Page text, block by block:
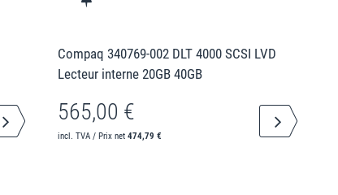
Compaq 340769-002 DLT 4000 SCSI LVD
Lecteur interne 20GB 40GB
565,00 €
incl. TVA / Prix net474,79 €